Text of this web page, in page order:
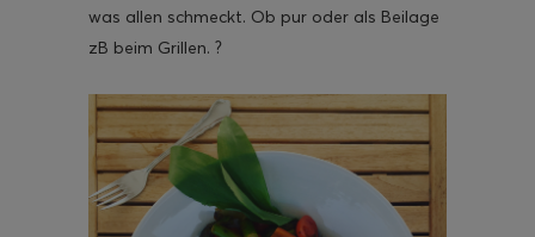
Eis am Stil
was allen schmeckt. Ob pur oder als Beilage
zB beim Grillen. ?